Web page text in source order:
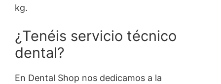
kg.
¿Tenéis servicio técnico
dental?
En Dental Shop nos dedicamos a la